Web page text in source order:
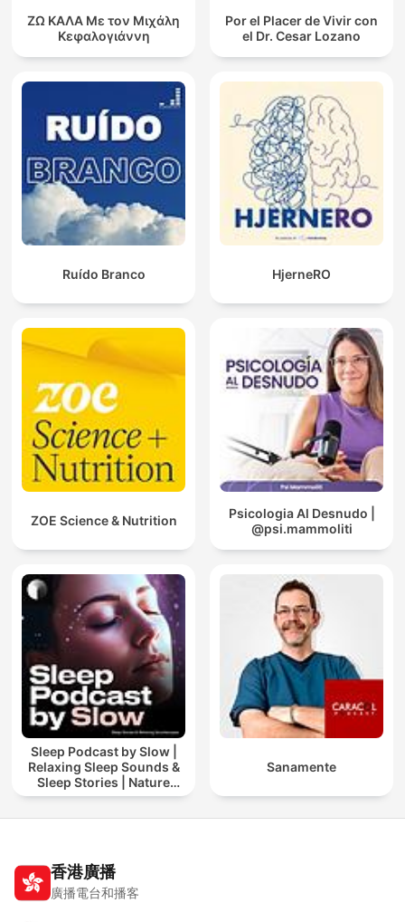
ΖΩ ΚΑΛΑ Με τον Μιχάλη
Κεφαλογιάννη
Por el Placer de Vivir con
el Dr. Cesar Lozano
Ruído Branco HjerneRO
ZOE Science & Nutrition
Psicologia Al Desnudo |
@psi.mammoliti
Sleep Podcast by Slow |
Relaxing Sleep Sounds &
Sleep Stories | Nature
Sound For Sleep | ASMR
Sanamente
香港廣播
廣播電台和播客